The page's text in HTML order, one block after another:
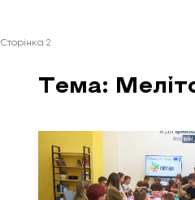
Сторінка 2
Тема: